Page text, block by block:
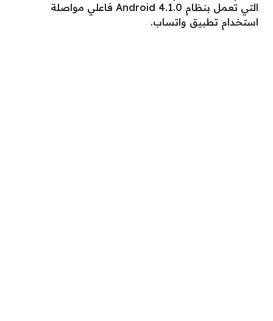
التي تعمل بنظام Android 4.1.0 فاعلي مواصلة
استخدام تطبيق واتساب.